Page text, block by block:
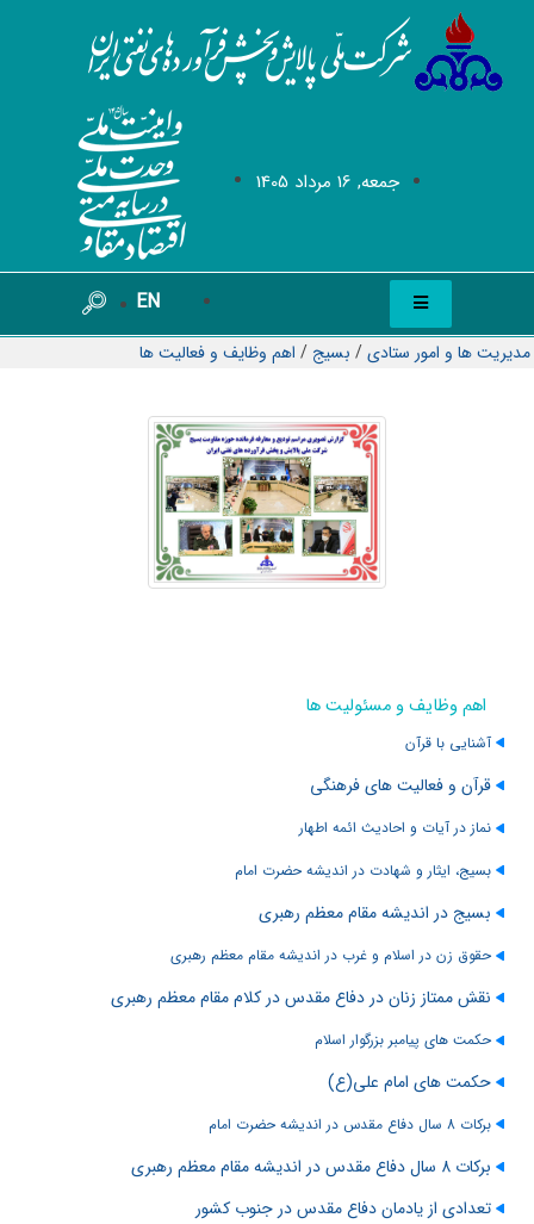
جمعه, 16 مرداد 1405
EN
مدیریت ها و امور ستادی/ بسیج / اهم وظایف و فعالیت ها
اهم وظایف و مسئولیت ها
آشنایی با قرآن
قرآن و فعالیت های فرهنگی
نماز در آیات و احادیث ائمه اطهار
بسیج، ایثار و شهادت در اندیشه حضرت امام
بسیج در اندیشه مقام معظم رهبری
حقوق زن در اسلام و غرب در اندیشه مقام معظم رهبری
نقش ممتاز زنان در دفاع مقدس در کلام مقام معظم رهبری
حکمت های پیامبر بزرگوار اسلام
حکمت های امام علی(ع)
برکات 8 سال دفاع مقدس در اندیشه حضرت امام
برکات 8 سال دفاع مقدس در اندیشه مقام معظم رهبری
تعدادی از یادمان دفاع مقدس در جنوب کشور